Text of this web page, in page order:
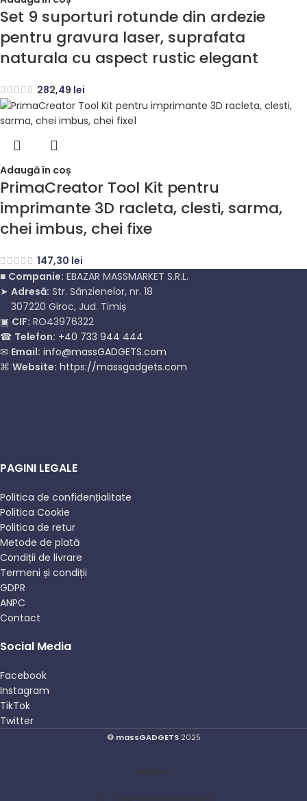
Set 9 suporturi rotunde din ardezie
pentru gravura laser, suprafata
naturala cu aspect rustic elegant
282,49 lei
Adaugă în coș
PrimaCreator Tool Kit pentru
imprimante 3D racleta, clesti, sarma,
chei imbus, chei fixe
147,30 lei
■ Companie: EBAZAR MASSMARKET S.R.L.
➤ Adresă: Str. Sânzienelor, nr. 18
307220 Giroc, Jud. Timiș
▣ CIF: RO43976322
☎ Telefon: +40 733 944 444
✉ Email: info@massGADGETS.com
⌘ Website: https://massgadgets.com
PAGINI LEGALE
Politica de confidențialitate
Politica Cookie
Politica de retur
Metode de plată
Condiții de livrare
Termeni și condiții
GDPR
ANPC
Contact
Social Media
Facebook
Instagram
TikTok
Twitter
© massGADGETS 2025
Magazin
Lista de produse favorite